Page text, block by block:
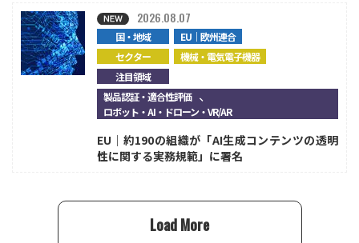
国・地域
EU｜欧州連合
セクター
機械・電気電子機器
注目領域
製品認証・適合性評価 、
ロボット・AI・ドローン・VR/AR
2026.08.07
EU｜約190の組織が「AI生成コンテンツの透明
性に関する実務規範」に署名
Load More